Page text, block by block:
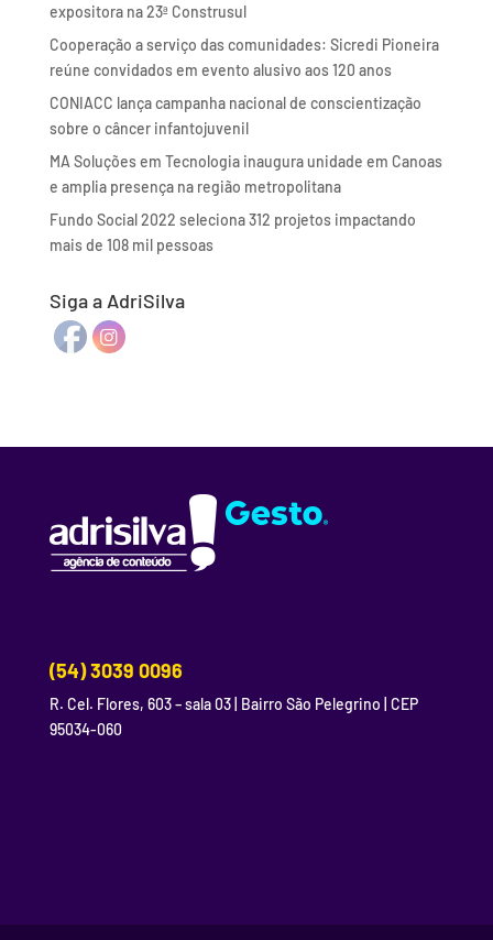
expositora na 23ª Construsul
Cooperação a serviço das comunidades: Sicredi Pioneira
reúne convidados em evento alusivo aos 120 anos
CONIACC lança campanha nacional de conscientização
sobre o câncer infantojuvenil
MA Soluções em Tecnologia inaugura unidade em Canoas
e amplia presença na região metropolitana
Fundo Social 2022 seleciona 312 projetos impactando
mais de 108 mil pessoas
Siga a AdriSilva
(54) 3039 0096
R. Cel. Flores, 603 – sala 03 | Bairro São Pelegrino | CEP
95034-060